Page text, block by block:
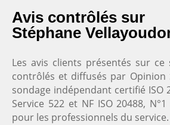
Stéphane
5.0
Basé sur6 avis
Voir tous les avis
Avis contrôlés sur
Stéphane
Les avis clients présentés sur ce
contrôlés et diffusés par Opinion
sondage indépendant certifié ISO
Service 522 et NF ISO 20488,
pour les professionnels du service.